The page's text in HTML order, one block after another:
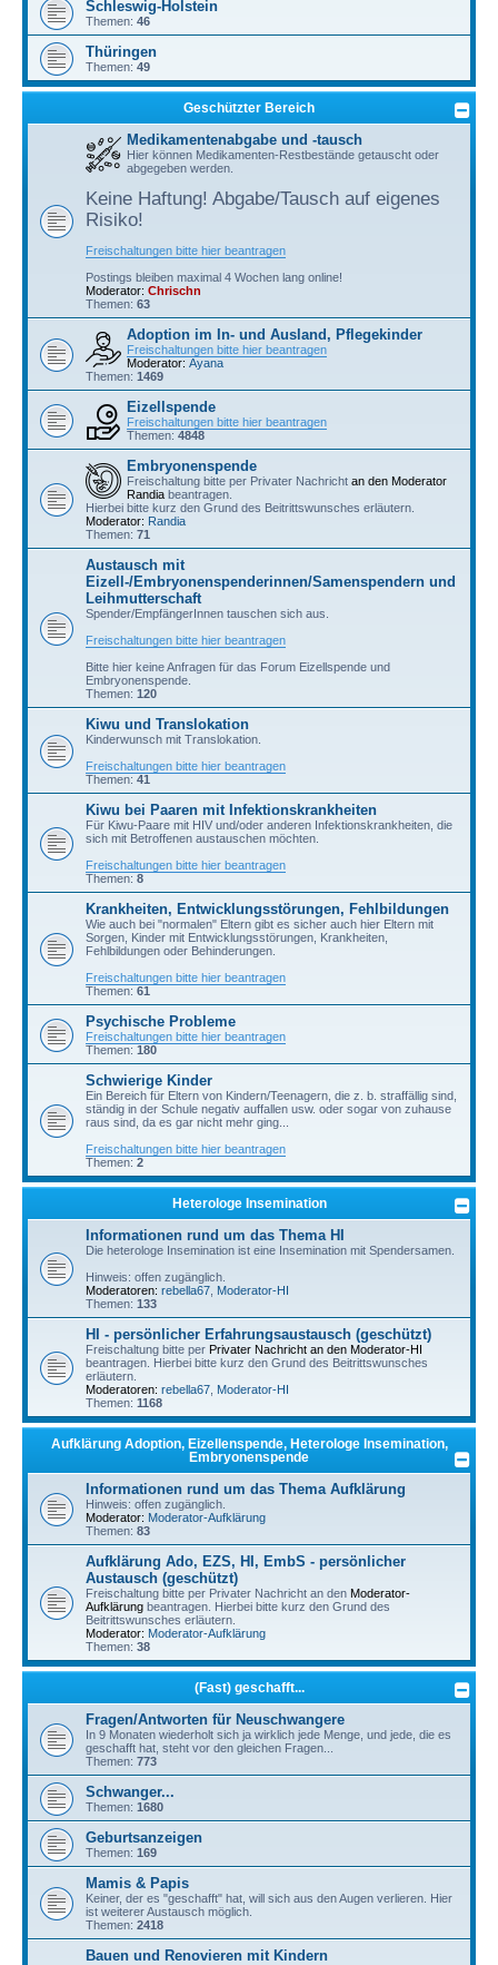
Schleswig-Holstein
Themen: 46
Thüringen
Themen: 49
Geschützter Bereich
Medikamentenabgabe und -tausch
Hier können Medikamenten-Restbestände getauscht oder
abgegeben werden.
Keine Haftung! Abgabe/Tausch auf eigenes
Risiko!
Freischaltungen bitte hier beantragen
Postings bleiben maximal 4 Wochen lang online!
Moderator: Chrischn
Themen: 63
Adoption im In- und Ausland, Pflegekinder
Freischaltungen bitte hier beantragen
Moderator: Ayana
Themen: 1469
Eizellspende
Freischaltungen bitte hier beantragen
Themen: 4848
Embryonenspende
Freischaltung bitte per Privater Nachricht an den Moderator
Randia beantragen.
Hierbei bitte kurz den Grund des Beitrittswunsches erläutern.
Moderator: Randia
Themen: 71
Austausch mit
Eizell-/Embryonenspenderinnen/Samenspendern und
Leihmutterschaft
Spender/EmpfängerInnen tauschen sich aus.
Freischaltungen bitte hier beantragen
Bitte hier keine Anfragen für das Forum Eizellspende und
Embryonenspende.
Themen: 120
Kiwu und Translokation
Kinderwunsch mit Translokation.
Freischaltungen bitte hier beantragen
Themen: 41
Kiwu bei Paaren mit Infektionskrankheiten
Für Kiwu-Paare mit HIV und/oder anderen Infektionskrankheiten, die
sich mit Betroffenen austauschen möchten.
Freischaltungen bitte hier beantragen
Themen: 8
Krankheiten, Entwicklungsstörungen, Fehlbildungen
Wie auch bei "normalen" Eltern gibt es sicher auch hier Eltern mit
Sorgen, Kinder mit Entwicklungsstörungen, Krankheiten,
Fehlbildungen oder Behinderungen.
Freischaltungen bitte hier beantragen
Themen: 61
Psychische Probleme
Freischaltungen bitte hier beantragen
Themen: 180
Schwierige Kinder
Ein Bereich für Eltern von Kindern/Teenagern, die z. b. straffällig sind,
ständig in der Schule negativ auffallen usw. oder sogar von zuhause
raus sind, da es gar nicht mehr ging...
Freischaltungen bitte hier beantragen
Themen: 2
Heterologe Insemination
Informationen rund um das Thema HI
Die heterologe Insemination ist eine Insemination mit Spendersamen.
Hinweis: offen zugänglich.
Moderatoren: rebella67 Moderator-HI
Themen: 133
HI - persönlicher Erfahrungsaustausch (geschützt)
Freischaltung bitte per Privater Nachricht an den Moderator-HI
beantragen. Hierbei bitte kurz den Grund des Beitrittswunsches
erläutern.
Moderatoren: rebella67 Moderator-HI
Themen: 1168
Aufklärung Adoption, Eizellenspende, Heterologe Insemination,
Embryonenspende
Informationen rund um das Thema Aufklärung
Hinweis: offen zugänglich.
Moderator: Moderator-Aufklärung
Themen: 83
Aufklärung Ado, EZS, HI, EmbS - persönlicher
Austausch (geschützt)
Freischaltung bitte per Privater Nachricht an den Moderator-
Aufklärung beantragen. Hierbei bitte kurz den Grund des
Beitrittswunsches erläutern.
Moderator: Moderator-Aufklärung
Themen: 38
(Fast) geschafft...
Fragen/Antworten für Neuschwangere
In 9 Monaten wiederholt sich ja wirklich jede Menge, und jede, die es
geschafft hat, steht vor den gleichen Fragen...
Themen: 773
Schwanger...
Themen: 1680
Geburtsanzeigen
Themen: 169
Mamis & Papis
Keiner, der es "geschafft" hat, will sich aus den Augen verlieren. Hier
ist weiterer Austausch möglich.
Themen: 2418
Bauen und Renovieren mit Kindern